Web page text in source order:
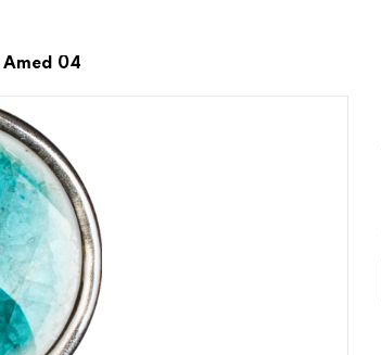
04